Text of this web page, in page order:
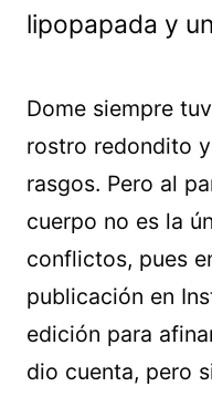
lipopapada y
Dome siempre
rostro redondito
rasgos. Pero al
cuerpo no es la
conflictos, pues
publicación en
edición para
dio cuenta, pero